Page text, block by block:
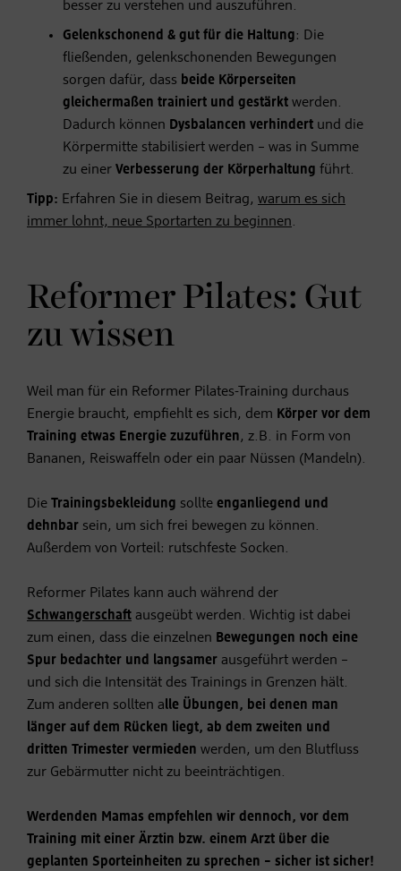
besser zu verstehen und auszuführen.
Gelenkschonend & gut für die Haltung: Die
fließenden, gelenkschonenden Bewegungen
sorgen dafür, dass beide Körperseiten
gleichermaßen trainiert und gestärkt werden.
Dadurch können Dysbalancen verhindert und die
Körpermitte stabilisiert werden – was in Summe
zu einer Verbesserung der Körperhaltung führt.
Tipp: Erfahren Sie in diesem Beitrag, warum es sich
immer lohnt, neue Sportarten zu beginnen.
Reformer Pilates: Gut
zu wissen
Weil man für ein Reformer Pilates-Training durchaus
Energie braucht, empfiehlt es sich, dem Körper vor dem
Training etwas Energie zuzuführen, z.B. in Form von
Bananen, Reiswaffeln oder ein paar Nüssen (Mandeln).
Die Trainingsbekleidung sollte enganliegend und
dehnbar sein, um sich frei bewegen zu können.
Außerdem von Vorteil: rutschfeste Socken.
Reformer Pilates kann auch während der
Schwangerschaft ausgeübt werden. Wichtig ist dabei
zum einen, dass die einzelnen Bewegungen noch eine
Spur bedachter und langsamer ausgeführt werden –
und sich die Intensität des Trainings in Grenzen hält.
Zum anderen sollten alle Übungen, bei denen man
länger auf dem Rücken liegt, ab dem zweiten und
dritten Trimester vermieden werden, um den Blutfluss
zur Gebärmutter nicht zu beeinträchtigen.
Werdenden Mamas empfehlen wir dennoch, vor dem
Training mit einer Ärztin bzw. einem Arzt über die
geplanten Sporteinheiten zu sprechen – sicher ist sicher!